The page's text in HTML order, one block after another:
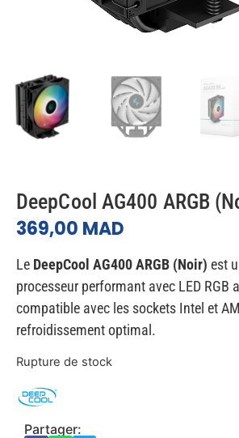
DeepCool AG400 ARGB
369,00 MAD
Le DeepCool AG400 ARGB (Noir) est
processeur performant avec LED RGB
compatible avec les sockets Intel et
refroidissement optimal.
Rupture de stock
Partager: